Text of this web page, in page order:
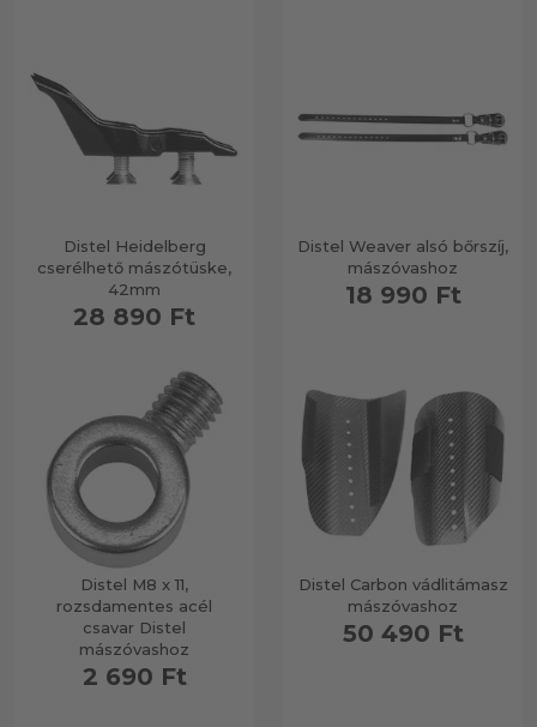
Distel Heidelberg
cserélhető mászótüske,
42mm
28 890 Ft
Distel Weaver alsó bőrszíj,
mászóvashoz
18 990 Ft
Distel M8 x 11,
rozsdamentes acél
csavar Distel
mászóvashoz
2 690 Ft
Distel Carbon vádlitámasz
mászóvashoz
50 490 Ft